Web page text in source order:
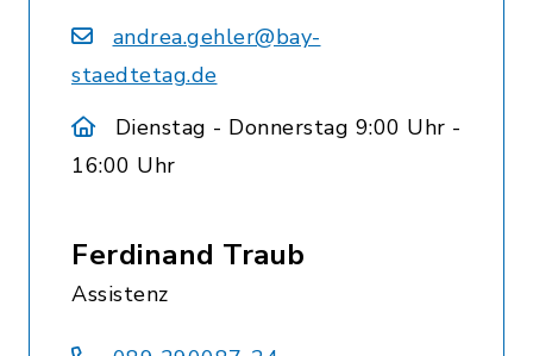
andrea.gehler@bay-
staedtetag.de
Dienstag - Donnerstag 9:00 Uhr -
16:00 Uhr
Ferdinand Traub
Assistenz